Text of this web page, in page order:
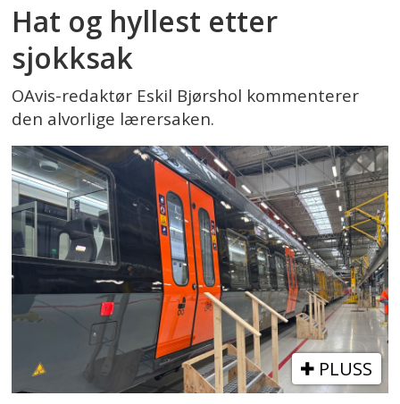
Hat og hyllest etter
sjokksak
OAvis-redaktør Eskil Bjørshol kommenterer
den alvorlige lærersaken.
PLUSS